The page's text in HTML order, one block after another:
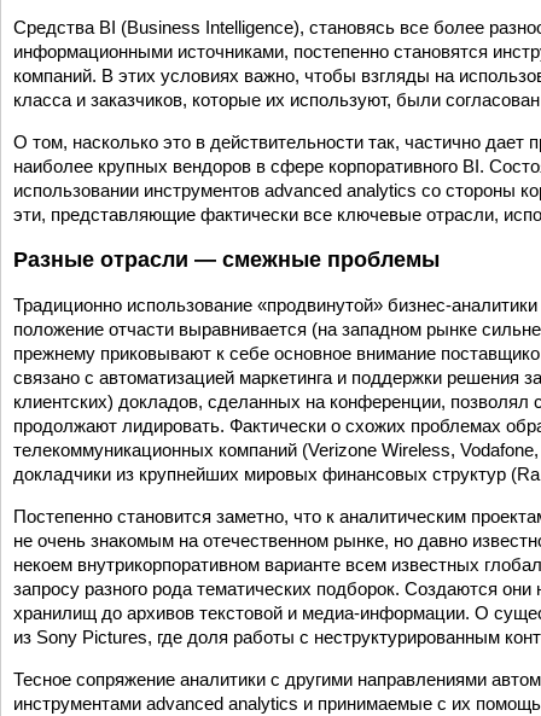
Средства BI (Business Intelligence), становясь все более
информационными источниками, постепенно становятся
компаний. В этих условиях важно, чтобы взгляды на
класса и заказчиков, которые их используют, были
О том, насколько это в действительности так, частично дает
наиболее крупных вендоров в сфере корпоративного BI.
использовании инструментов advanced analytics со стороны
эти, представляющие фактически все ключевые отрасли,
Разные отрасли — смежные проблемы
Традиционно использование «продвинутой» бизнес-
положение отчасти выравнивается (на западном рынке
прежнему приковывают к себе основное внимание
связано с автоматизацией маркетинга и поддержки решения
клиентских) докладов, сделанных на конференции,
продолжают лидировать. Фактически о схожих проблемах
телекоммуникационных компаний (Verizone Wireless,
докладчики из крупнейших мировых финансовых структур
Постепенно становится заметно, что к аналитическим
не очень знакомым на отечественном рынке, но давно
некоем внутрикорпоративном варианте всем известных
запросу разного рода тематических подборок. Создаются
хранилищ до архивов текстовой и ­медиа-информации. О
из Sony Pictures, где доля работы с неструктурированным
Тесное сопряжение аналитики с другими направлениями
инструментами advanced analytics и принимаемые с их